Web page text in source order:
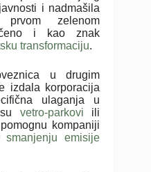
i nadmašila
zelenom
i kao znak
transformaciju.
u drugim
izdala korporacija
ulaganja u
vetro-parkovi ili
kompaniji
smanjenju emisije